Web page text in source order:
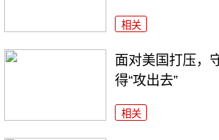
相关
面对美国打压，
得“攻出去”
相关